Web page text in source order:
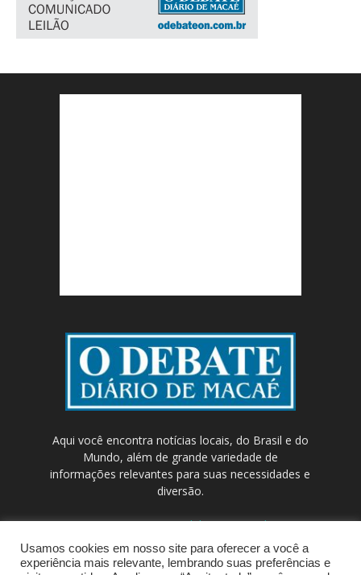
Aqui você encontra notícias locais, do Brasil e do
Mundo, além de grande variedade de
informações relevantes para suas necessidades e
diversão.
Contato:contato@odebateon.com.br /
comercia@odebateon.com.br
Usamos cookies em nosso site para oferecer a você a
experiência mais relevante, lembrando suas preferências e